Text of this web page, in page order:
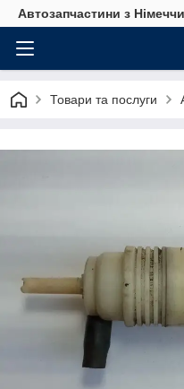
Автозапчастини з
Товари та послуги